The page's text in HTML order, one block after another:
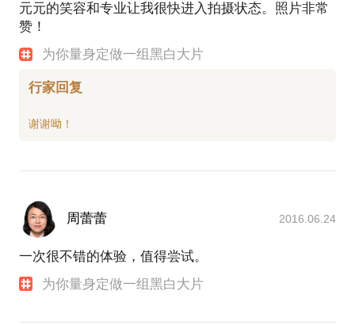
元元的笑容和专业让我很快进入拍摄状态。照片非常
赞！
为你量身定做一组黑白大片
行家回复
周蕾蕾 2016.06.24
一次很不错的体验，值得尝试。
为你量身定做一组黑白大片